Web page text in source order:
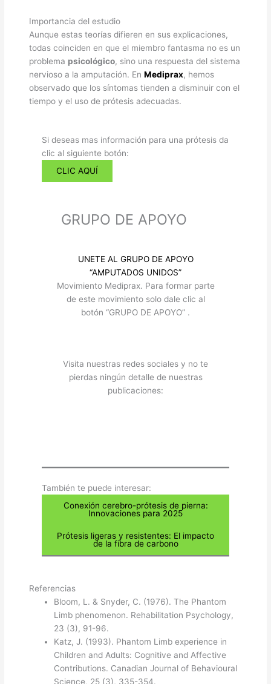
Importancia del estudio
Aunque estas teorías difieren en sus explicaciones,
todas coinciden en que el miembro fantasma no es un
problema psicológico, sino una respuesta del sistema
nervioso a la amputación. EnMediprax, hemos
observado que los síntomas tienden a disminuir con el
tiempo y el uso de prótesis adecuadas.
Si deseas mas información para una prótesis da
clic al siguiente botón:​
CLIC AQUÍ
GRUPO DE APOYO
UNETE AL GRUPO DE APOYO
“AMPUTADOS UNIDOS”​
Movimiento Mediprax. Para formar parte
de este movimiento solo dale clic al
botón “GRUPO DE APOYO” .​
Visita nuestras redes sociales y no te
pierdas ningún detalle de nuestras
publicaciones:
También te puede interesar:​
Conexión cerebro-prótesis de pierna:
Innovaciones para 2025
Prótesis ligeras y resistentes: El impacto
de la fibra de carbono
Referencias
Bloom, L. & Snyder, C. (1976). The Phantom
Limb phenomenon. Rehabilitation Psychology,
23 (3), 91-96.
Katz, J. (1993). Phantom Limb experience in
Children and Adults: Cognitive and Affective
Contributions. Canadian Journal of Behavioural
Science, 25 (3), 335-354.